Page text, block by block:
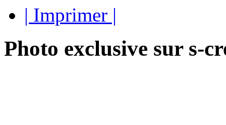
| Imprimer |
Photo exclusive sur s-